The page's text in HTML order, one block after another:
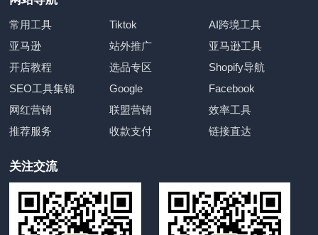
常用工具 Tiktok
AI跨境工具
亚马逊
站外推广
亚马逊工具
开店教程
选品专区
Shopify导航
SEO工具集锦
Google
Facebook
网红营销
联盟营销
效率工具
推荐服务
收款支付 链接直达
关注交流